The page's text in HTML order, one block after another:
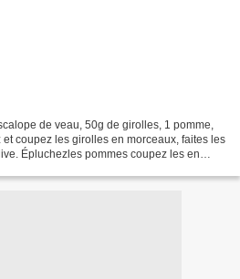
de veau, 50g de girolles, 1 pomme,
coupez les girolles en morceaux, faites les
Épluchezles pommes coupez les en